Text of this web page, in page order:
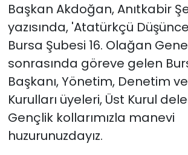
Başkan Akdoğan, Anıtkabir
yazısında, 'Atatürkçü
Bursa Şubesi 16. Olağan
sonrasında göreve gelen
Başkanı, Yönetim, Denetim
Kurulları üyeleri, Üst Kurul
Gençlik kollarımızla manevi
huzurunuzdayız.